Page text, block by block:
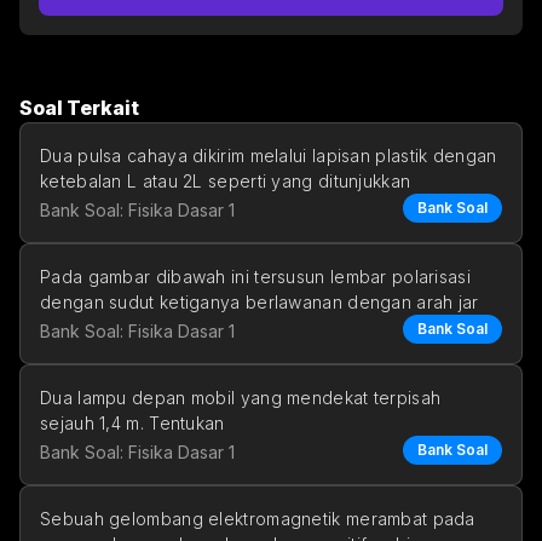
Soal Terkait
Dua pulsa cahaya dikirim melalui lapisan plastik dengan
ketebalan L atau 2L seperti yang ditunjukkan
Bank Soal: Fisika Dasar 1
Bank Soal
Pada gambar dibawah ini tersusun lembar polarisasi
dengan sudut ketiganya berlawanan dengan arah jar
Bank Soal: Fisika Dasar 1
Bank Soal
Dua lampu depan mobil yang mendekat terpisah
sejauh 1,4 m. Tentukan
jarak maksimum seh
Bank Soal: Fisika Dasar 1 Bank Soal
Sebuah gelombang elektromagnetik merambat pada